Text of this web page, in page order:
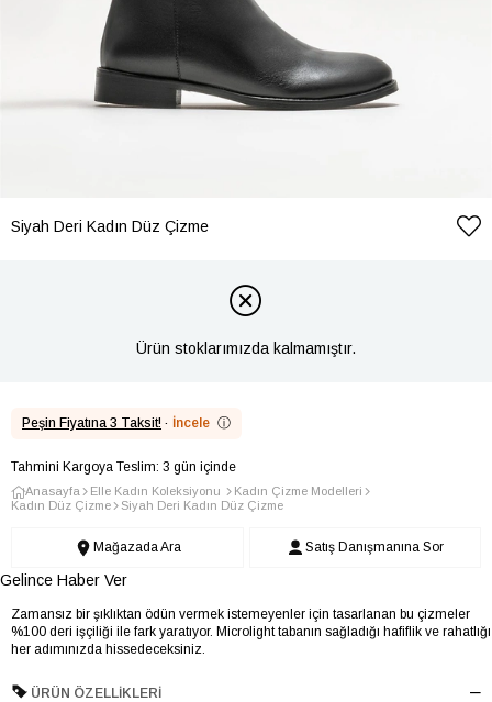
Siyah Deri Kadın Düz Çizme
Ürün stoklarımızda kalmamıştır.
Peşin Fiyatına 3 Taksit! · İncele ⓘ
Tahmini Kargoya Teslim: 3 gün içinde
Anasayfa Elle Kadın Koleksiyonu
Kadın Çizme Modelleri
Kadın Düz Çizme
Siyah Deri Kadın Düz Çizme
Mağazada Ara Satış Danışmanına Sor
Gelince Haber Ver
Zamansız bir şıklıktan ödün vermek istemeyenler için tasarlanan bu çizmeler
%100 deri işçiliği ile fark yaratıyor. Microlight tabanın sağladığı hafiflik ve rahatlığı
her adımınızda hissedeceksiniz.
ÜRÜN ÖZELLIKLERI